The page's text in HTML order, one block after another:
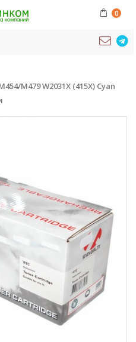
0
M479 W2031X (415X) Cyan